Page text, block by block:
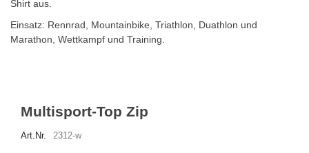
Multisport-Top Zip
Art.Nr. 2312-w
Shirt aus.
Einsatz: Rennrad, Mountainbike, Triathlon, Duathlon und
Marathon, Wettkampf und Training.